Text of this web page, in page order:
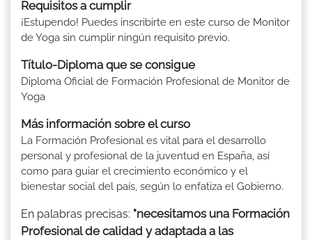
Requisitos a cumplir
¡Estupendo! Puedes inscribirte en este curso de Monitor
de Yoga sin cumplir ningún requisito previo.
Título-Diploma que se consigue
Diploma Oficial de Formación Profesional de Monitor de
Yoga
Más información sobre el curso
La Formación Profesional es vital para el desarrollo
personal y profesional de la juventud en España, así
como para guiar el crecimiento económico y el
bienestar social del país, según lo enfatiza el Gobierno.
En palabras precisas: "necesitamos una Formación
Profesional de calidad y adaptada a las